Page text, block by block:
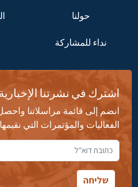
حولنا
نداء للمشاركة
اشترك في نشرتنا
انضم إلى قائمة مراسلاتنا
الفعاليات والمؤتمرات التي نقيمها